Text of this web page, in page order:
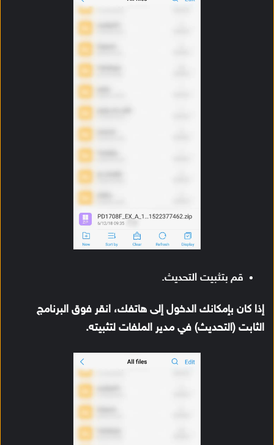
قم بتثبيت التحديث.
إذا كان بإمكانك الدخول إلى هاتفك، انقر فوق البرنامج
الثابت (التحديث) في مدير الملفات لتثبيته.